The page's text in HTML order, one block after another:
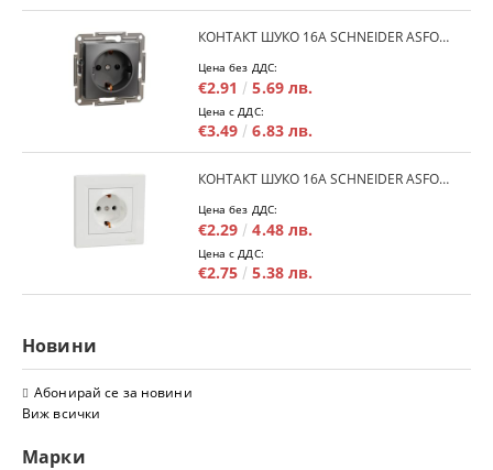
КОНТАКТ ШУКО 16A SCHNEIDER ASFORA EPH2900171 - АНРАЦИТ
Цена без ДДС:
€2.91 5.69 лв.
Цена с ДДС:
€3.49 6.83 лв.
КОНТАКТ ШУКО 16A SCHNEIDER ASFORA EPH2900121 - БЯЛ
Цена без ДДС:
€2.29 4.48 лв.
Цена с ДДС:
€2.75 5.38 лв.
Новини
Абонирай се за новини
Виж всички
Марки